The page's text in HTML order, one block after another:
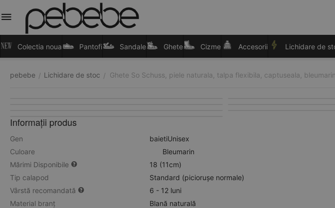
Colectia noua Pantofi Sandale Ghete Cizme Accesorii Lichidare de
pebebe / Lichidare de stoc / Ghete So Schuss, piele naturala, talpa flexibila, captuseala,
Informații produs
Gen baietiUnisex
Culoare
Bleumarin
Mărimi Disponibile
18 (11cm)
Tip calapod
Standard (piciorușe normale)
Vârstă recomandată
6 - 12 luni
Material branț
Blană naturală